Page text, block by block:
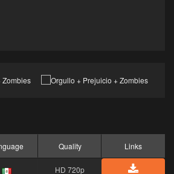
Quality Links
HD 720p